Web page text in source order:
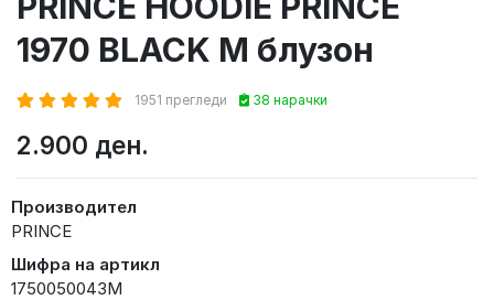
1970 BLACK M блузон
1951 прегледи 38 нарачки
2.900 ден.
Производител
PRINCE
Шифра на артикл
1750050043M